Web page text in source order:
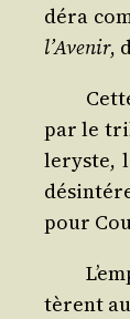
dé­ra
l’A­ve­nir,
par le
le­ryste,
pour
tèrent